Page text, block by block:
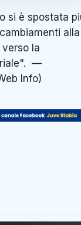
si è spostata
alla
la
—
Info)